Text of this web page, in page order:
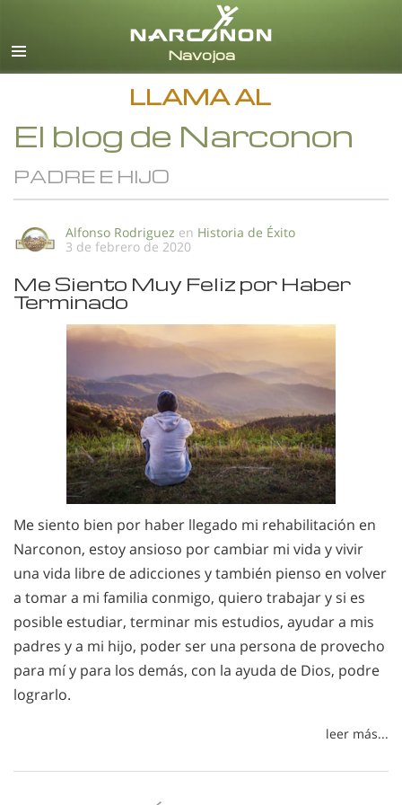
Español
Todas las Regiones/Idiomas
LLAMA AL
El blog de Narconon
PADRE E HIJO
Alfonso Rodriguez en Historia de Éxito
3 de febrero de 2020
Me Siento Muy Feliz por Haber
Terminado
Me siento bien por haber llegado mi rehabilitación en
Narconon, estoy ansioso por cambiar mi vida y vivir
una vida libre de adicciones y también pienso en volver
a tomar a mi familia conmigo, quiero trabajar y si es
posible estudiar, terminar mis estudios, ayudar a mis
padres y a mi hijo, poder ser una persona de provecho
para mí y para los demás, con la ayuda de Dios, podre
lograrlo.
leer más...